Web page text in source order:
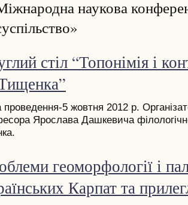
наукова
стіл “Топонімія і
проведення-5 жовтня 2012 р.
Ярослава Дашкевича
геоморфології і
Карпат та